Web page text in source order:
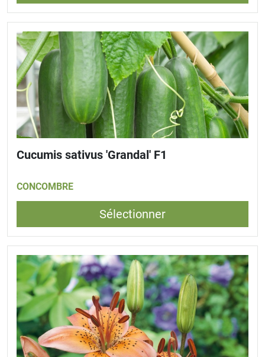
Cucumis sativus 'Grandal' F1
CONCOMBRE
Sélectionner